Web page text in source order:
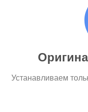
Устанавливаем